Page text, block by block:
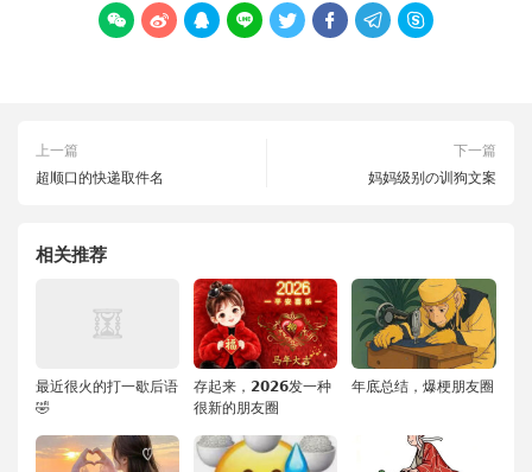
       
上一篇
超顺口的快递取件名
下一篇
妈妈级别の训狗文案
相关推荐
最近很火的打一歇后语
🤣
存起来，𝟮𝟬𝟮𝟲发一种
很新的朋友圈
年底总结，爆梗朋友圈